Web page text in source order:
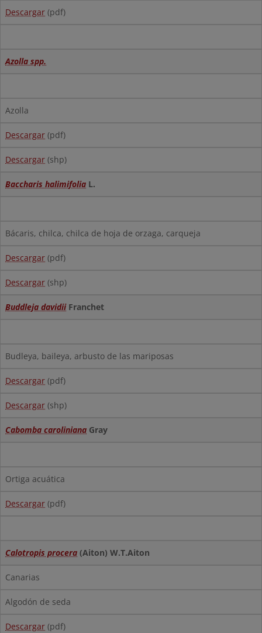
Descargar (pdf)
Azolla spp.
Azolla
Descargar (pdf)
Descargar (shp)
Baccharis halimifolia L.
Bácaris, chilca, chilca de hoja de orzaga, carqueja
Descargar (pdf)
Descargar (shp)
Buddleja davidiiFranchet
Budleya, baileya, arbusto de las mariposas
Descargar (pdf)
Descargar (shp)
Cabomba caroliniana Gray
Ortiga acuática
Descargar (pdf)
Calotropis procera (Aiton) W.T.Aiton
Canarias
Algodón de seda
Descargar (pdf)